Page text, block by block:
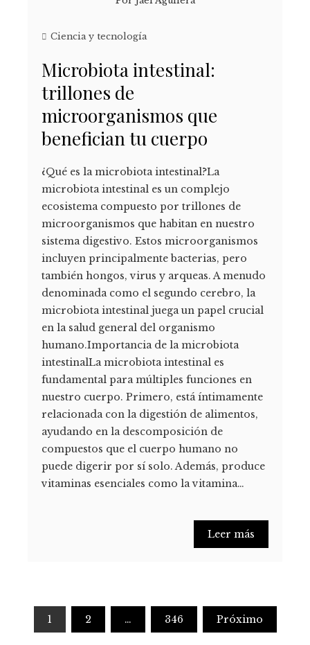
Ciencia y tecnología
Microbiota intestinal:
trillones de
microorganismos que
benefician tu cuerpo
¿Qué es la microbiota intestinal?La
microbiota intestinal es un complejo
ecosistema compuesto por trillones de
microorganismos que habitan en nuestro
sistema digestivo. Estos microorganismos
incluyen principalmente bacterias, pero
también hongos, virus y arqueas. A menudo
denominada como el segundo cerebro, la
microbiota intestinal juega un papel crucial
en la salud general del organismo
humano.Importancia de la microbiota
intestinalLa microbiota intestinal es
fundamental para múltiples funciones en
nuestro cuerpo. Primero, está íntimamente
relacionada con la digestión de alimentos,
ayudando en la descomposición de
compuestos que el cuerpo humano no
puede digerir por sí solo. Además, produce
vitaminas esenciales como la vitamina…
Leer más
Paginación
1 2 … 346 Próximo